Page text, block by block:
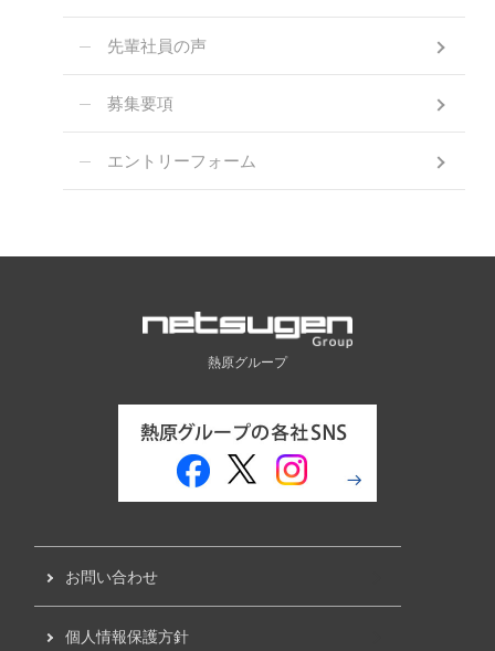
先輩社員の声
募集要項
エントリーフォーム
熱原グループ
お問い合わせ
個人情報保護方針